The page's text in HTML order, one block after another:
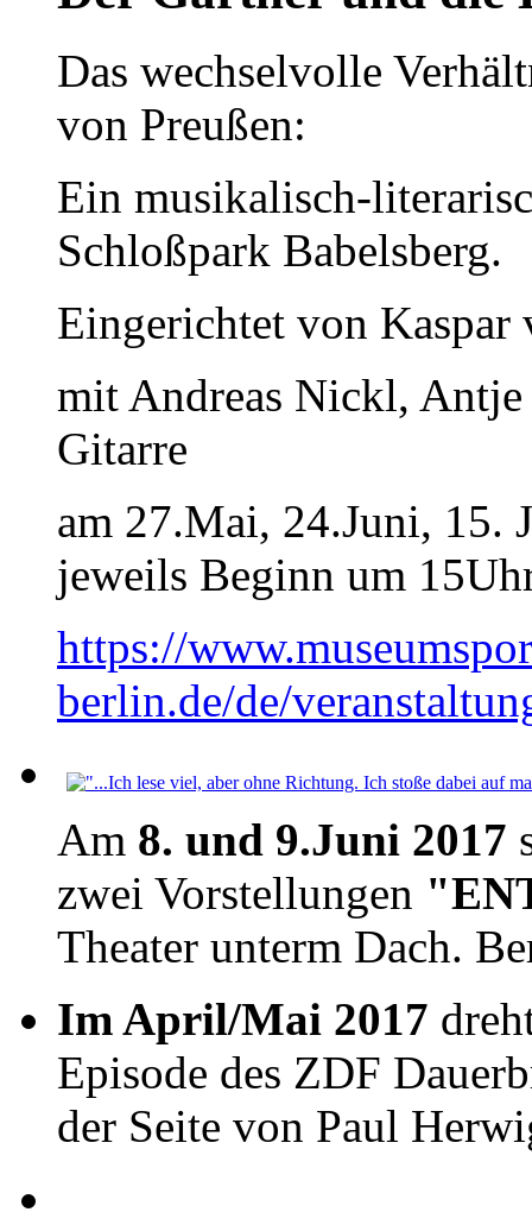
Das wechselvolle
von Preußen:
Ein musikalisch-
Schloßpark Babelsberg.
Eingerichtet von Kaspar
mit Andreas Nickl,
Gitarre
am 27.Mai, 24.Juni, 15.
jeweils Beginn um
https://
berlin.de/de/
Am 8. und 9.Juni 2017
zwei Vorstellungen
Theater unterm Dach.
Im April/Mai 2017
Episode des ZDF
der Seite von Paul